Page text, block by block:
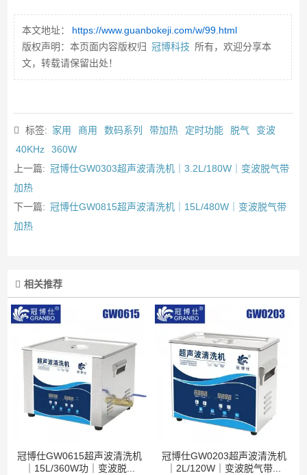
本文地址：
https://www.guanbokeji.com/w/99.html
版权声明：本页面内容版权归 冠博科技 所有，欢迎分享本
文，转载请保留出处！
标签: 家用 商用 数码系列 带加热 定时功能 脱气
变波
40KHz
360W
上一篇: 冠博仕GW0303超声波清洗机｜3.2L/180W｜变波脱气带
加热
下一篇: 冠博仕GW0815超声波清洗机｜15L/480W｜变波脱气带
加热
相关推荐
冠博仕GW0615超声波清洗机
｜15L/360W功｜变波脱...
冠博仕GW0203超声波清洗机
｜2L/120W｜变波脱气带...